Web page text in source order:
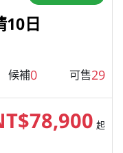
10日
候補0 可售29
起